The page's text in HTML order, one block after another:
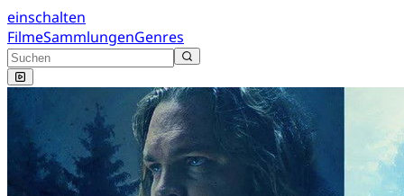
einschalten
FilmeSammlungenGenres